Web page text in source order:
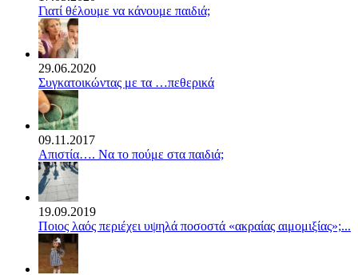
Γιατί θέλουμε να κάνουμε παιδιά;
29.06.2020
Συγκατοικώντας με τα …πεθερικά
09.11.2017
Απιστία…. Να το πούμε στα παιδιά;
19.09.2019
Ποιος λαός περιέχει υψηλά ποσοστά «ακραίας αιμομιξίας»;...